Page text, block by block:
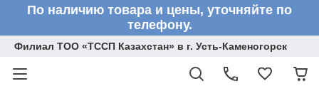
По наличию товара и цены, уточняйте по
телефону.
Филиал ТОО «ТССП Казахстан» в г. Усть-Каменогорск